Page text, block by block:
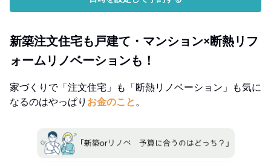
新築注文住宅も戸建て・マンション×断熱リフ
ォームリノベーションも！
家づくりで「注文住宅」も「断熱リノベーション」も気に
なるのはやっぱり お金のこと。